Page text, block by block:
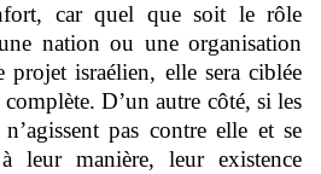
car quel que soit le rôle
nation ou une organisation
israélien, elle sera ciblée
D’un autre côté, si les
pas contre elle et se
leur manière, leur existence